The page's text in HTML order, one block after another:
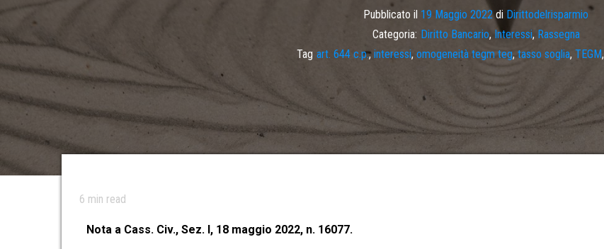
Pubblicato il 19 Maggio 2022di Dirittodelrisparmio
Categoria: Diritto Bancario, Interessi, Rassegna
Tag art. 644 c.p., interessi, omogeneità tegm teg, tasso soglia, TEGM,
6 min read
Nota a Cass. Civ., Sez. I, 18 maggio 2022, n. 16077.